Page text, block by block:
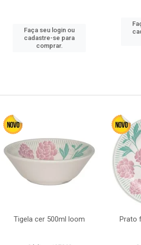
Faça seu login ou
cadastre-se para
comprar.
Tigela cer 500ml loom
Prato